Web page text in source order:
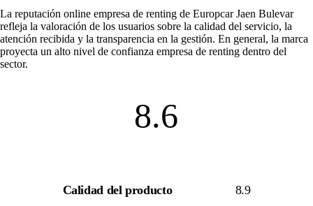
La reputación online empresa de renting de Europcar Jaen Bulevar
refleja la valoración de los usuarios sobre la calidad del servicio, la
atención recibida y la transparencia en la gestión. En general, la marca
proyecta un alto nivel de confianza empresa de renting dentro del
sector.
8.6
Calidad del producto 8.9